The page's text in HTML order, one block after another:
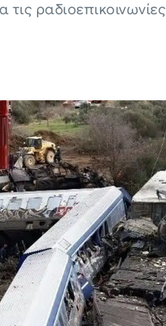
ραδιοεπικοινωνίες